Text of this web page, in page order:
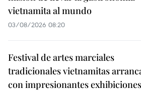
vietnamita al mundo
03/08/2026 08:20
Festival de artes marciales
tradicionales vietnamitas
con impresionantes exhibiciones